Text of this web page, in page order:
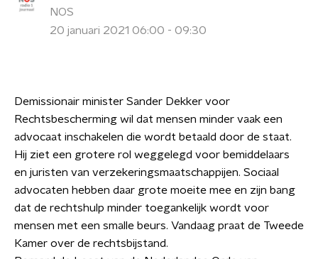
NOS
20 januari 2021 06:00 - 09:30
Demissionair minister Sander Dekker voor
Rechtsbescherming wil dat mensen minder vaak een
advocaat inschakelen die wordt betaald door de staat.
Hij ziet een grotere rol weggelegd voor bemiddelaars
en juristen van verzekeringsmaatschappijen. Sociaal
advocaten hebben daar grote moeite mee en zijn bang
dat de rechtshulp minder toegankelijk wordt voor
mensen met een smalle beurs. Vandaag praat de Tweede
Kamer over de rechtsbijstand.